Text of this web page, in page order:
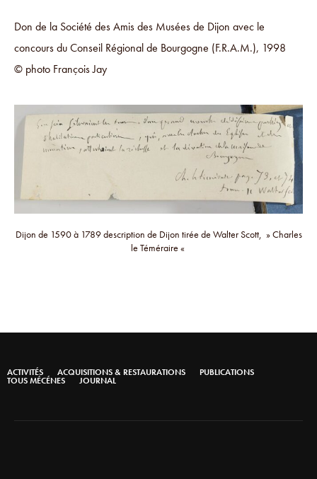
Don de la Société des Amis des Musées de Dijon avec le
concours du Conseil Régional de Bourgogne (F.R.A.M.), 1998
© photo François Jay
Dijon de 1590 à 1789 description de Dijon tirée de Walter Scott, » Charles
le Téméraire «
ACTIVITÉS ACQUISITIONS & RESTAURATIONS PUBLICATIONS
TOUS MÉCÉNES JOURNAL